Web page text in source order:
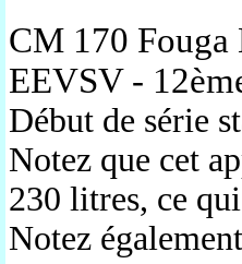
CM 170
EEVSV -
Début de série
Notez que cet
230 litres, ce
Notez